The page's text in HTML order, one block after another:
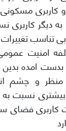
مسکونی
دیگر کاربری
تناسب
از3 مولفه
امده
و چشم
نسبت به
فضای